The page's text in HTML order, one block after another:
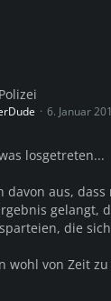
6. Januar
losgetreten...
davon aus,
gelangt,
die sich
wohl von Zeit